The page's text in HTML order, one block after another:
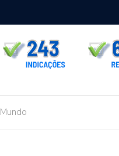
Dourados
Mundo